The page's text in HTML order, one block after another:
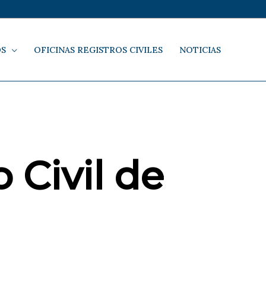
OFICINAS REGISTROS CIVILES NOTICIAS
Civil de